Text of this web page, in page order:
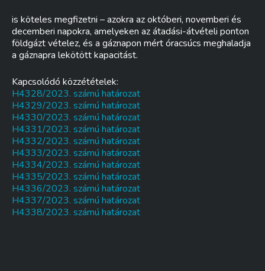
is köteles megfizetni – azokra az októberi, novemberi és
decemberi napokra, amelyeken az átadási-átvételi ponton
földgázt vételez, és a gáznapon mért óracsúcs meghaladja
a gáznapra lekötött kapacitást.
Kapcsolódó közzétételek:
H4328/2023. számú határozat
H4329/2023. számú határozat
H4330/2023. számú határozat
H4331/2023. számú határozat
H4332/2023. számú határozat
H4333/2023. számú határozat
H4334/2023. számú határozat
H4335/2023. számú határozat
H4336/2023. számú határozat
H4337/2023. számú határozat
H4338/2023. számú határozat